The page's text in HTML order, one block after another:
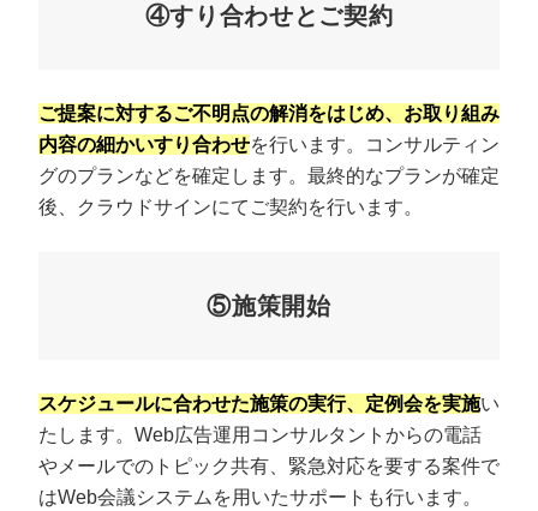
④すり合わせとご契約
ご提案に対するご不明点の解消をはじめ、お取り組み
内容の細かいすり合わせを行います。コンサルティン
グのプランなどを確定します。最終的なプランが確定
後、クラウドサインにてご契約を行います。
⑤施策開始
スケジュールに合わせた施策の実行、定例会を実施い
たします。Web広告運用コンサルタントからの電話
やメールでのトピック共有、緊急対応を要する案件で
はWeb会議システムを用いたサポートも行います。